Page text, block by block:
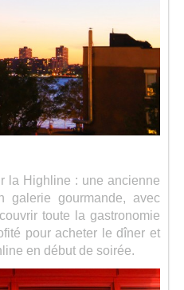
la Highline : une ancienne
galerie gourmande, avec
toute la gastronomie
pour acheter le dîner et
en début de soirée.